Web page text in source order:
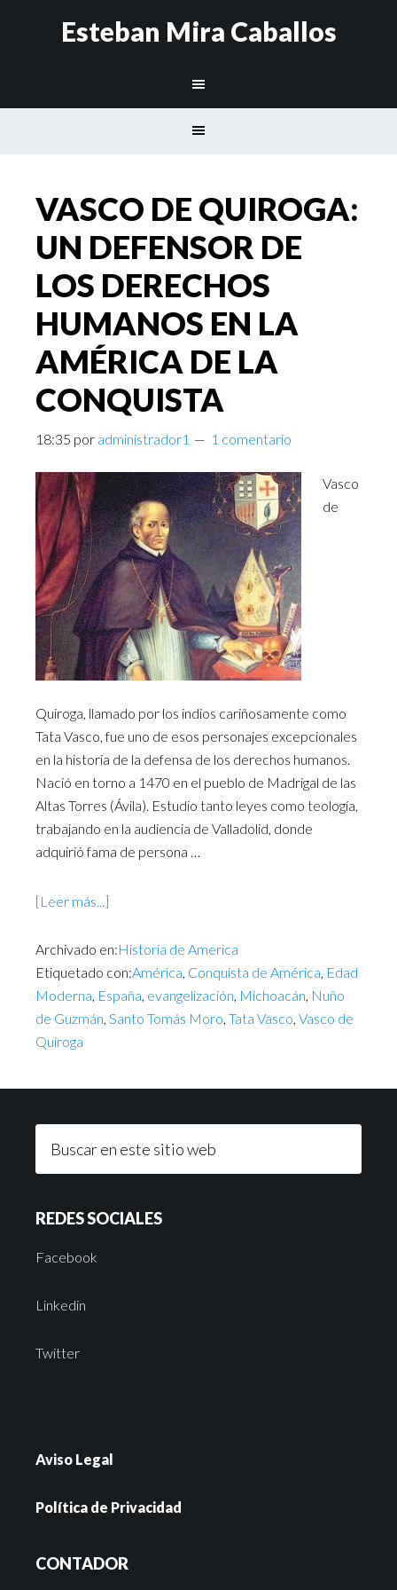
Esteban Mira Caballos
VASCO DE QUIROGA:
UN DEFENSOR DE
LOS DERECHOS
HUMANOS EN LA
AMÉRICA DE LA
CONQUISTA
18:35 por administrador1 1 comentario
Vasco
de
Quiroga, llamado por los indios cariñosamente como
Tata Vasco, fue uno de esos personajes excepcionales
en la historia de la defensa de los derechos humanos.
Nació en torno a 1470 en el pueblo de Madrigal de las
Altas Torres (Ávila). Estudio tanto leyes como teología,
trabajando en la audiencia de Valladolid, donde
adquirió fama de persona …
[Leer más...]
Archivado en:Historia de America
Etiquetado con:América, Conquista de América, Edad
Moderna, España, evangelización, Michoacán, Nuño
de Guzmán, Santo Tomás Moro, Tata Vasco, Vasco de
Quiroga
REDES SOCIALES
Facebook
Linkedin
Twitter
Aviso Legal
Política de Privacidad
CONTADOR